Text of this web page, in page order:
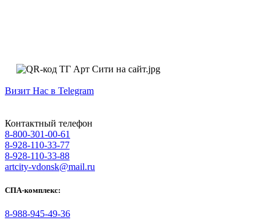
Визит Нас в Telegram
Контактный телефон
8-800-301-00-61
8-928-110-33-77
8-928-110-33-88
artcity-vdonsk@mail.ru
СПА-комплекс:
8-988-945-49-36